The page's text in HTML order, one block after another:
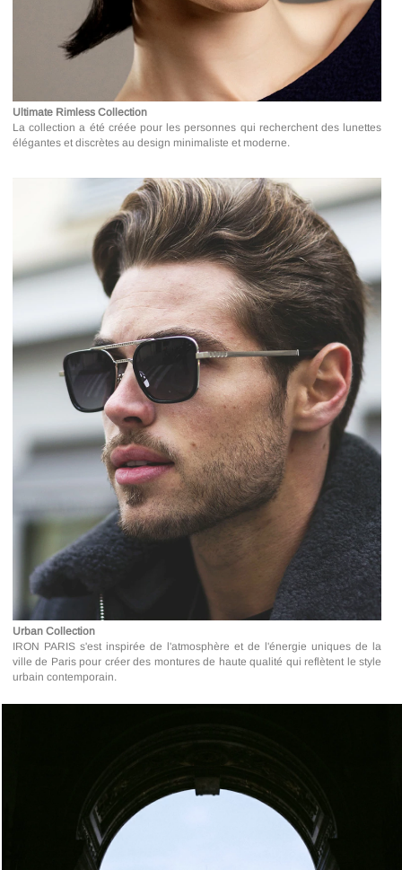
Ultimate Rimless Collection
La collection a été créée pour les personnes qui recherchent des lunettes
élégantes et discrètes au design minimaliste et moderne.
Urban Collection
IRON PARIS s'est inspirée de l'atmosphère et de l'énergie uniques de la
ville de Paris pour créer des montures de haute qualité qui reflètent le style
urbain contemporain.